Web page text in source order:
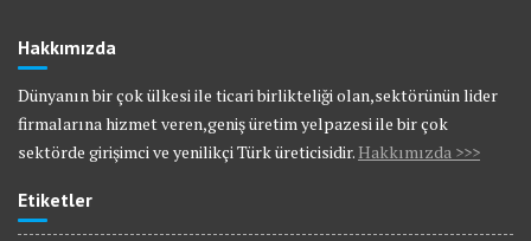
Hakkımızda
Dünyanın bir çok ülkesi ile ticari birlikteliği olan,sektörünün lider
firmalarına hizmet veren,geniş üretim yelpazesi ile bir çok
sektörde girişimci ve yenilikçi Türk üreticisidir.Hakkımızda >>>
Etiketler